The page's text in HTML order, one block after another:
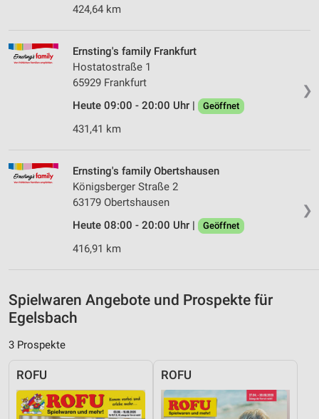
424,64 km
❯
Ernsting's family Frankfurt
Hostatostraße 1
65929 Frankfurt
Heute 09:00 - 20:00 Uhr |
Geöffnet
431,41 km
❯
Ernsting's family Obertshausen
Königsberger Straße 2
63179 Obertshausen
Heute 08:00 - 20:00 Uhr |
Geöffnet
416,91 km
Spielwaren Angebote und Prospekte für
Egelsbach
3 Prospekte
ROFU ROFU
personalisierter Werbung
von Inhalten
Verwendung von Profilen zur Auswahl
personalisierter Inhalte
Analyse von Zielgruppen durch Statistiken oder
Kombinationen von Daten aus verschiedenen
Entwicklung und Verbesserung der Angebote
IAB-Besonderheiten:
Verwendung genauer Standortdaten
Geräte anhand von aktiv angeforderten
Nicht-IAB-Verarbeitungszwecke:
Notwendig